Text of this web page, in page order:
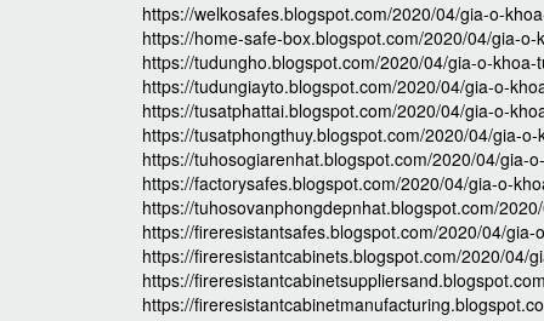
https://welkosafes.blogspot.com/2020/04/gia-o-
https://home-safe-box.blogspot.com/2020/04/gia-o-
https://tudungho.blogspot.com/2020/04/gia-o-khoa-
https://tudungiayto.blogspot.com/2020/04/gia-o-
https://tusatphattai.blogspot.com/2020/04/gia-o-
https://tusatphongthuy.blogspot.com/2020/04/gia-
https://tuhosogiarenhat.blogspot.com/2020/04/gia-
https://factorysafes.blogspot.com/2020/04/gia-o-
https://tuhosovanphongdepnhat.blogspot.com/
https://fireresistantsafes.blogspot.com/2020/04/gia-
https://fireresistantcabinets.blogspot.com/2020/04/
https://
https://